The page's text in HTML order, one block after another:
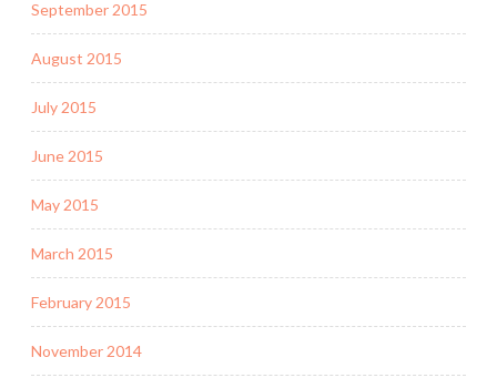
September 2015
August 2015
July 2015
June 2015
May 2015
March 2015
February 2015
November 2014